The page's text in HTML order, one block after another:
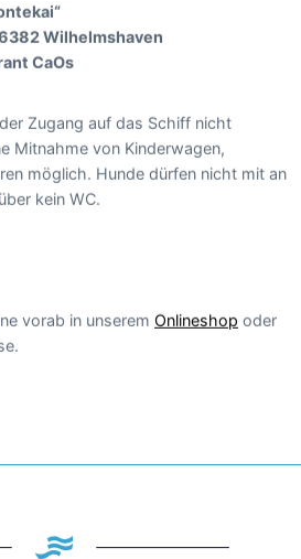
Wilhelmshaven
CaOs
Zugang auf das Schiff nicht
Mitnahme von Kinderwagen,
möglich. Hunde dürfen nicht mit an
kein WC.
vorab in unserem Onlineshop oder